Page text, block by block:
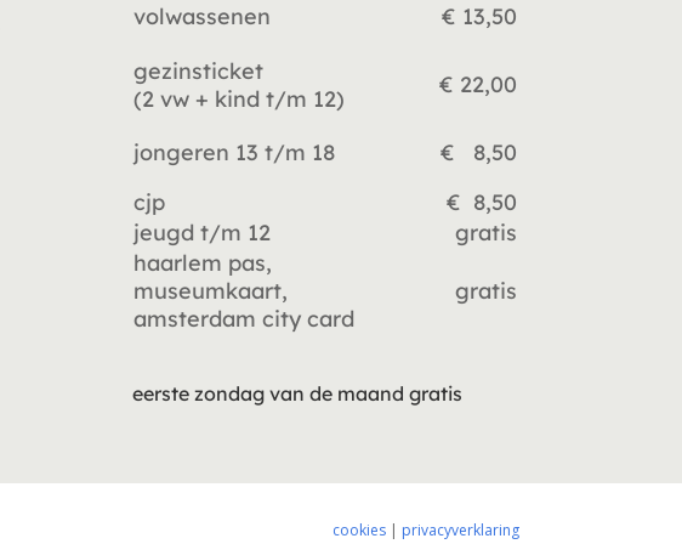
volwassenen
€ 13,50
gezinsticket
(2 vw + kind t/m 12)
€ 22,00
jongeren 13 t/m 18
€ 8,50
cjp
€ 8,50
jeugd t/m 12
gratis
haarlem pas,
museumkaart,
amsterdam city card
gratis
eerste zondag van de maand gratis
cookies| privacyverklaring